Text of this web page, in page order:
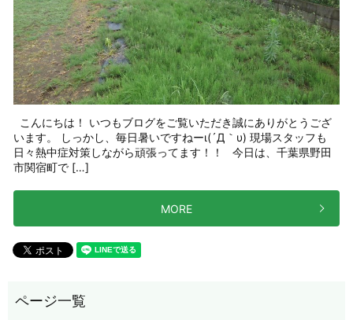
こんにちは！ いつもブログをご覧いただき誠にありがとうござ
います。 しっかし、毎日暑いですねーι(´Д｀υ) 現場スタッフも
日々熱中症対策しながら頑張ってます！！ 今日は、千葉県野田
市関宿町で […]
MORE